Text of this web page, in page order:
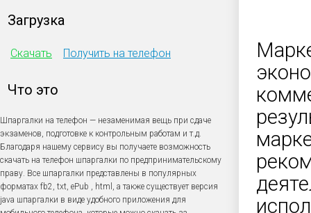
Загрузка
Скачать Получить на телефон
Что это
Шпаргалки на телефон — незаменимая вещь при сдаче
экзаменов, подготовке к контрольным работам и т.д.
Благодаря нашему сервису вы получаете возможность
скачать на телефон шпаргалки по предпринимательскому
праву. Все шпаргалки представлены в популярных
форматах fb2, txt, ePub , html, а также существует версия
java шпаргалки в виде удобного приложения для